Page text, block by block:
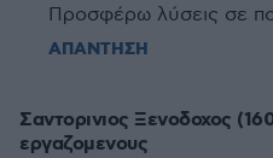
Προσφέρω λύσεις σε
ΑΠΑΝΤΗΣΗ
Σαντορινιος Ξενοδοχος
εργαζομενους